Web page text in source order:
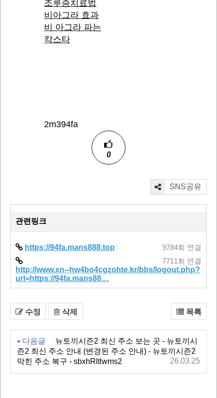
조루증치료법
비아그라 효과
비 아그라 파는
칵스타
2m394fa
0
SNS공유
관련링크
https://94fa.mans888.top 9784회 연결
http://www.xn--hw4bo4cgzohte.kr/bbs/logout.php?
url=https://94fa.mans88…
7711회 연결
수정 삭제 목록
다음글
뉴토끼시즌2 최신 주소 보는 곳 - 뉴토끼시
즌2 최신 주소 안내 (변경된 주소 안내) - 뉴토끼시즌2
막힌 주소 복구 - sbxhRltlwms2
26.03.25